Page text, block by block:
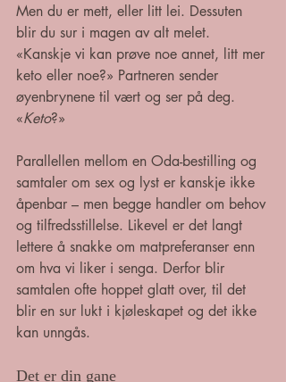
Men du er mett, eller litt lei. Dessuten
blir du sur i magen av alt melet.
«Kanskje vi kan prøve noe annet, litt mer
keto eller noe?» Partneren sender
øyenbrynene til vært og ser på deg.
«Keto?»
Parallellen mellom en Oda-bestilling og
samtaler om sex og lyst er kanskje ikke
åpenbar – men begge handler om behov
og tilfredsstillelse. Likevel er det langt
lettere å snakke om matpreferanser enn
om hva vi liker i senga. Derfor blir
samtalen ofte hoppet glatt over, til det
blir en sur lukt i kjøleskapet og det ikke
kan unngås.
Det er din gane